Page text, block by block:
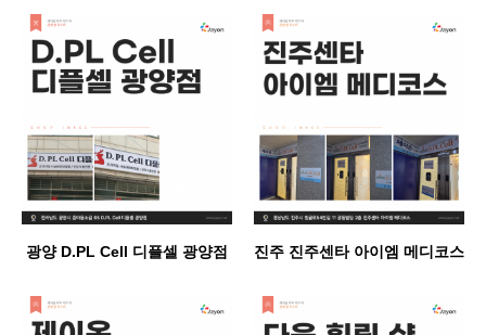
광양 D.PL Cell 디플셀 광양점 진주 진주센타 아이엠 메디코스